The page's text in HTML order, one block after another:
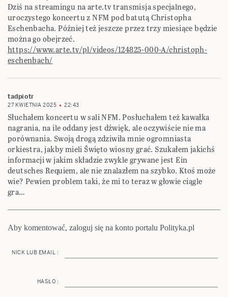
Dziś na streamingu na arte.tv transmisja specjalnego,
uroczystego koncertu z NFM pod batutą Christopha
Eschenbacha. Później też jeszcze przez trzy miesiące będzie
można go obejrzeć.
https://www.arte.tv/pl/videos/124825-000-A/christoph-
eschenbach/
tadpiotr
27 KWIETNIA 2025 22:43
Słuchałem koncertu w sali NFM. Posłuchałem też kawałka
nagrania, na ile oddany jest dźwięk, ale oczywiście nie ma
porównania. Swoją drogą zdziwiła mnie ogromniasta
orkiestra, jakby mieli Święto wiosny grać. Szukałem jakichś
informacji w jakim składzie zwykle grywane jest Ein
deutsches Requiem, ale nie znalazłem na szybko. Ktoś może
wie? Pewien problem taki, że mi to teraz w głowie ciągle
gra…
Aby komentować, zaloguj się na konto portalu Polityka.pl
NICK LUB EMAIL :
HASŁO :